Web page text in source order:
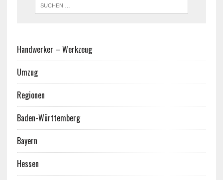
Handwerker – Werkzeug
Umzug
Regionen
Baden-Württemberg
Bayern
Hessen